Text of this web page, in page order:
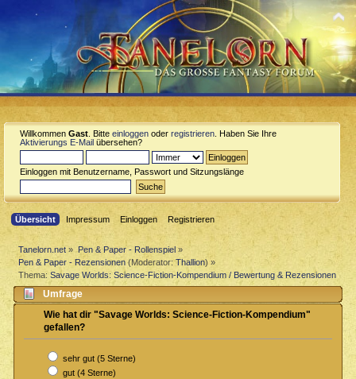
Willkommen Gast . Bitte einloggen oder registrieren . Haben Sie Ihre
Aktivierungs E-Mail übersehen?
Einloggen mit Benutzername, Passwort und Sitzungslänge
Übersicht Impressum Einloggen Registrieren
Tanelorn.net » Pen & Paper - Rollenspiel»
Pen & Paper - Rezensionen(Moderator:Thallion) »
Thema:Savage Worlds: Science-Fiction-Kompendium / Bewertung & Rezensionen
Umfrage
Wie hat dir "Savage Worlds: Science-Fiction-Kompendium"
gefallen?
sehr gut (5 Sterne)
gut (4 Sterne)